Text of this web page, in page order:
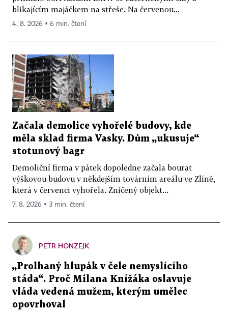
blikajícím majáčkem na střeše. Na červenou...
4. 8. 2026 ▪ 6 min. čtení
Začala demolice vyhořelé budovy, kde
měla sklad firma Vasky. Dům „ukusuje“
stotunový bagr
Demoliční firma v pátek dopoledne začala bourat
výškovou budovu v někdejším továrním areálu ve Zlíně,
která v červenci vyhořela. Zničený objekt...
7. 8. 2026 ▪ 3 min. čtení
PETR HONZEJK
„Prolhaný hlupák v čele nemyslícího
stáda“. Proč Milana Knížáka oslavuje
vláda vedená mužem, kterým umělec
opovrhoval